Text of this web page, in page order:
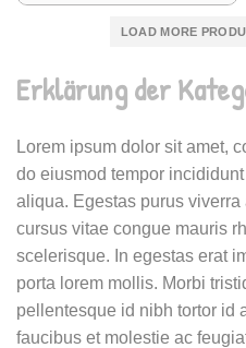
LOAD MORE
Erklärung der
Lorem ipsum dolor sit amet,
do eiusmod tempor
aliqua. Egestas purus
cursus vitae congue mauris
scelerisque. In egestas erat
porta lorem mollis. Morbi
pellentesque id nibh tortor id
faucibus et molestie ac